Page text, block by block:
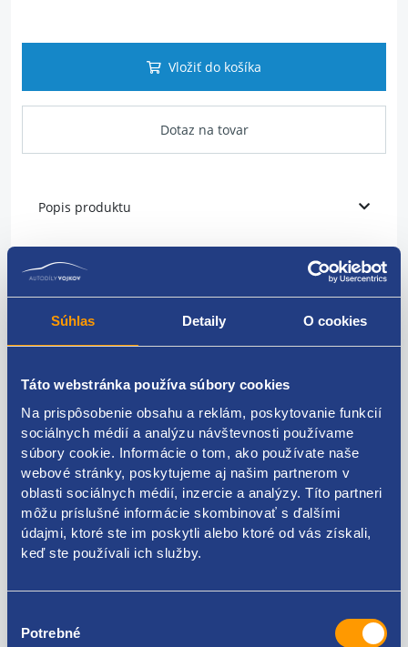
Súhlas Detaily O cookies
Táto webstránka používa súbory cookies
Na prispôsobenie obsahu a reklám, poskytovanie funkcií
sociálnych médií a analýzu návštevnosti používame
súbory cookie. Informácie o tom, ako používate naše
webové stránky, poskytujeme aj našim partnerom v
oblasti sociálnych médií, inzercie a analýzy. Títo partneri
môžu príslušné informácie skombinovať s ďalšími
údajmi, ktoré ste im poskytli alebo ktoré od vás získali,
keď ste používali ich služby.
súhlasu
Potrebné
Vložiť do košíka
Dotaz na tovar
Popis produktu
Dĺžka [mm] 245 mm
Šírka [mm] 215 mm
Výška [mm] 30 mm
Typ kontajnera Škatuľa
Šírka balenia [cm] 23 cm
Výška balenia [cm] 4,5 cm
Kódy produktov
6Q0819653 6Q0819653B
Škoda Fabia I 1999-2007